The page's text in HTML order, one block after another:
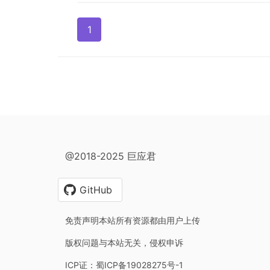
1
@2018-2025 巨应君
GitHub
免责声明本站所有资源都由用户上传
版权问题与本站无关，侵权申诉
ICP证：蜀ICP备19028275号-1